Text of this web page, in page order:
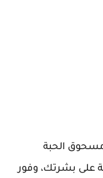
الحبة
بشرتك، وفور